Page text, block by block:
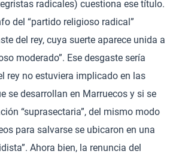
radicales) cuestiona ese título.
del “partido religioso radical”
del rey, cuya suerte aparece unida a
moderado”. Ese desgaste sería
rey no estuviera implicado en las
se desarrollan en Marruecos y si se
“suprasectaria”, del mismo modo
para salvarse se ubicaron en una
Ahora bien, la renuncia del